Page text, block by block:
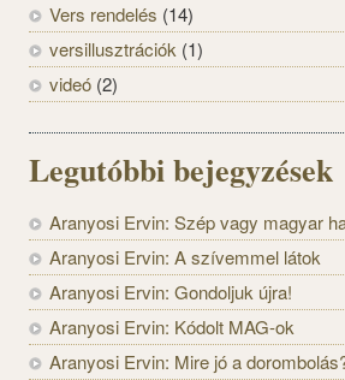
Vers rendelés (14)
versillusztrációk (1)
videó (2)
Legutóbbi bejegyzések
Aranyosi Ervin: Szép vagy magyar
Aranyosi Ervin: A szívemmel látok
Aranyosi Ervin: Gondoljuk újra!
Aranyosi Ervin: Kódolt MAG-ok
Aranyosi Ervin: Mire jó a